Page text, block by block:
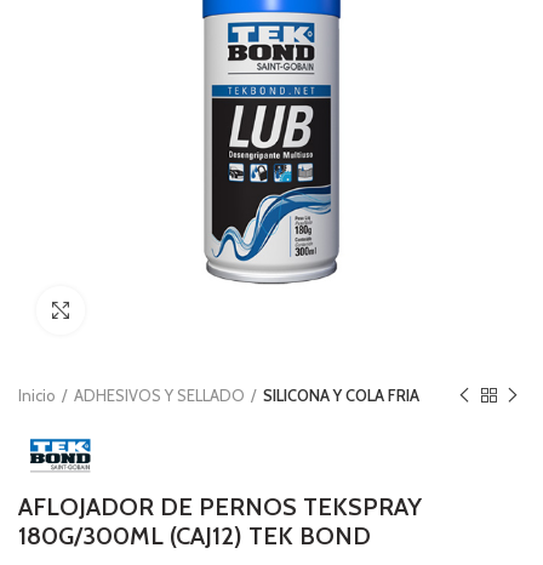
Inicio ADHESIVOS Y SELLADO SILICONA Y COLA FRIA
AFLOJADOR DE PERNOS TEKSPRAY
180G/300ML (CAJ12) TEK BOND